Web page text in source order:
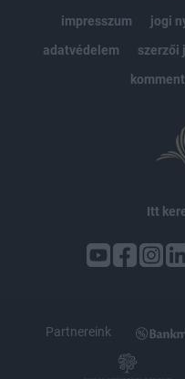
impresszum
jogi
adatvédelem
szerzői
Itt
Partnereink